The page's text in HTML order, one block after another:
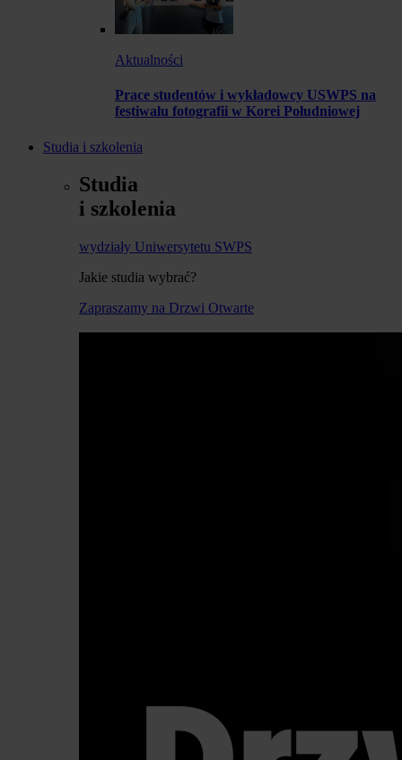
Aktualności
Prace studentów i wykładowcy USWPS na
festiwalu fotografii w Korei Południowej
Studia i szkolenia
Studia
i szkolenia
wydziały Uniwersytetu SWPS
Jakie studia wybrać?
Zapraszamy na Drzwi Otwarte